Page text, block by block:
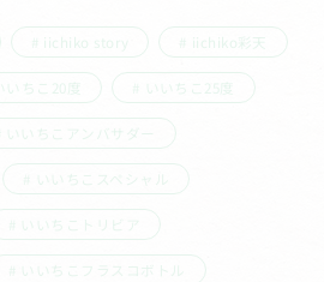
iichiko story iichiko彩天
いいちこ20度 いいちこ25度
いいちこアンバサダー
いいちこスペシャル
いいちこトリビア
いいちこフラスコボトル